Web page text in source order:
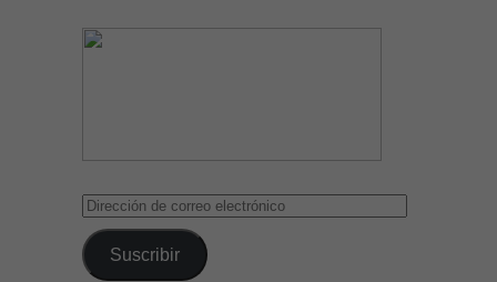
Dirección
de
correo
electrónico
Suscribir